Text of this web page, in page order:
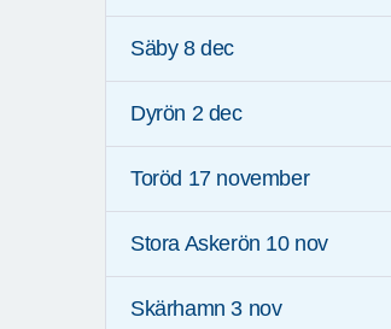
Säby 8 dec
Dyrön 2 dec
Toröd 17 november
Stora Askerön 10 nov
Skärhamn 3 nov